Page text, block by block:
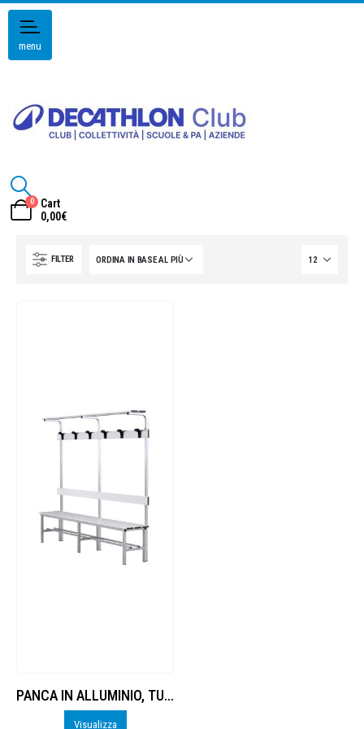
menu
0
Cart
0,00€
FILTER
PANCA IN ALLUMINIO, TUBO QUADRO SEZ.
Visualizza